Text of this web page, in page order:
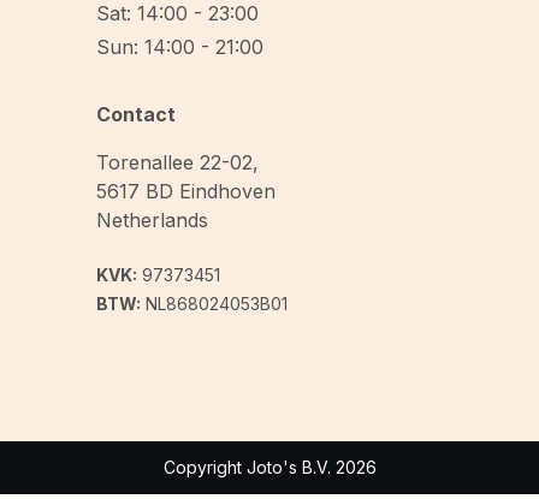
Sat: 14:00 - 23:00
Sun: 14:00 - 21:00
Contact
Torenallee 22-02,
5617 BD Eindhoven
Netherlands
KVK: 97373451
BTW: NL868024053B01
Copyright Joto's B.V. 2026